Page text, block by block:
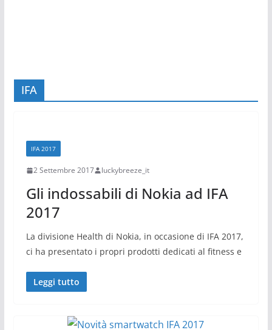
IFA
IFA 2017
2 Settembre 2017 luckybreeze_it
Gli indossabili di Nokia ad IFA
2017
La divisione Health di Nokia, in occasione di IFA 2017,
ci ha presentato i propri prodotti dedicati al fitness e
Leggi tutto